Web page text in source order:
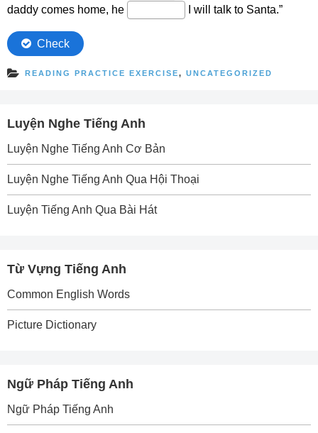
READING PRACTICE EXERCISE, UNCATEGORIZED
Luyện Nghe Tiếng Anh
Luyện Nghe Tiếng Anh Cơ Bản
Luyện Nghe Tiếng Anh Qua Hội Thoại
Luyện Tiếng Anh Qua Bài Hát
Từ Vựng Tiếng Anh
Common English Words
Picture Dictionary
Ngữ Pháp Tiếng Anh
Ngữ Pháp Tiếng Anh